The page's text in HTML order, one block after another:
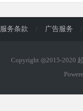
服务条款 / 广告服务 /
Copyright ◎2015-2020